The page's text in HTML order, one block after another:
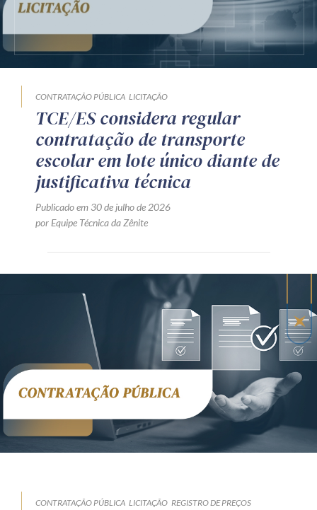
CONTRATAÇÃO PÚBLICA LICITAÇÃO
TCE/ES considera regular
contratação de transporte
escolar em lote único diante de
justificativa técnica
Publicado em 30 de julho de 2026
por Equipe Técnica da Zênite
CONTRATAÇÃO PÚBLICA LICITAÇÃO REGISTRO DE PREÇOS